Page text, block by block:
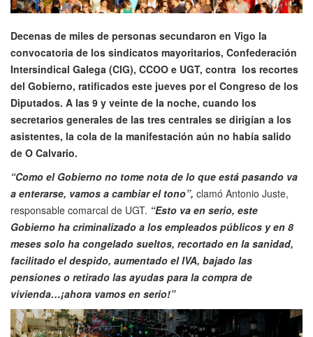
Decenas de miles de personas secundaron en Vigo la
convocatoria de los sindicatos mayoritarios, Confederación
Intersindical Galega (CIG), CCOO e UGT, contra los recortes
del Gobierno, ratificados este jueves por el Congreso de los
Diputados. A las 9 y veinte de la noche, cuando los
secretarios generales de las tres centrales se dirigían a los
asistentes, la cola de la manifestación aún no había salido
de O Calvario.
“Como el Gobierno no tome nota de lo que está pasando va
a enterarse, vamos a cambiar el tono”, clamó Antonio Juste,
responsable comarcal de UGT. “Esto va en serio, este
Gobierno ha criminalizado a los empleados públicos y en 8
meses solo ha congelado sueltos, recortado en la sanidad,
facilitado el despido, aumentado el IVA, bajado las
pensiones o retirado las ayudas para la compra de
vivienda…¡ahora vamos en serio!”